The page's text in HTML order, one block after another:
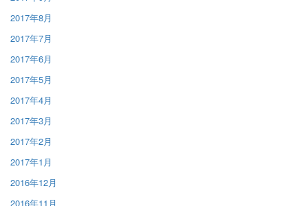
2017年8月
2017年7月
2017年6月
2017年5月
2017年4月
2017年3月
2017年2月
2017年1月
2016年12月
2016年11月